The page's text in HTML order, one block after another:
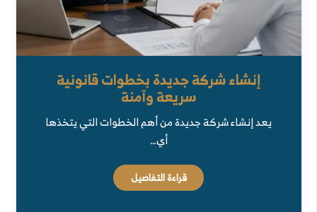
إنشاء شركة جديدة بخطوات قانونية
سريعة وآمنة
يعد إنشاء شركة جديدة من أهم الخطوات التي يتخذها
أي…
قراءة التفاصيل